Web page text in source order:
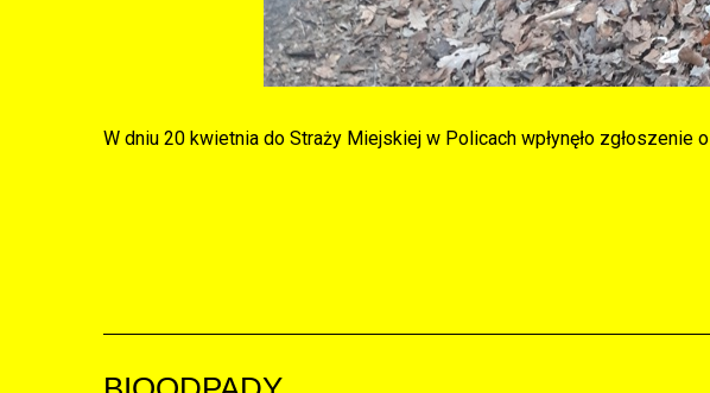
W dniu 20 kwietnia do Straży Miejskiej w Policach wpłynęło